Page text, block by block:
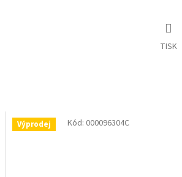
TISK
Výprodej Kód: 000096304C